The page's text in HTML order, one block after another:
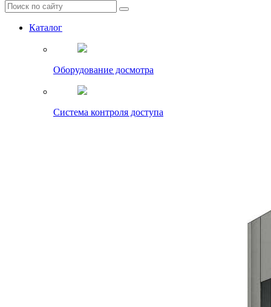
Каталог
Оборудование досмотра
Система контроля доступа